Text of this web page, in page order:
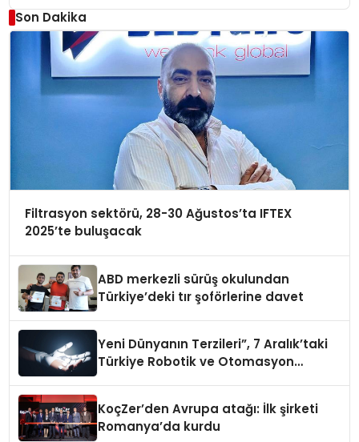
Son Dakika
Filtrasyon sektörü, 28-30 Ağustos’ta IFTEX
2025’te buluşacak
ABD merkezli sürüş okulundan
Türkiye’deki tır şoförlerine davet
Yeni Dünyanın Terzileri”, 7 Aralık’taki
Türkiye Robotik ve Otomasyon
KoçZer’den Avrupa atağı: İlk şirketi
Romanya’da kurdu